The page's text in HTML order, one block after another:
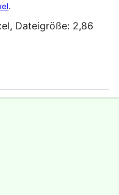
.
Dateigröße: 2,86